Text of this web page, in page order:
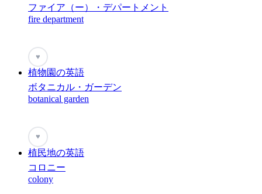
ファイア（ー）・デパートメント
fire department
♥
植物園の英語
ボタニカル・ガーデン
botanical garden
♥
植民地の英語
コロニー
colony